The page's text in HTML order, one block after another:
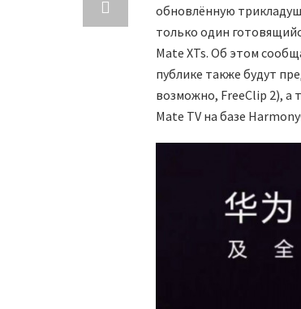
обновлённую
только один
Mate XTs. Об этом
публике также будут
возможно, FreeClip 2), а
Mate TV на базе